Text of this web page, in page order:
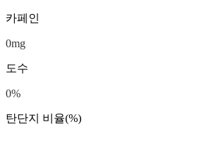
카페인
0mg
도수
0%
탄단지 비율(%)